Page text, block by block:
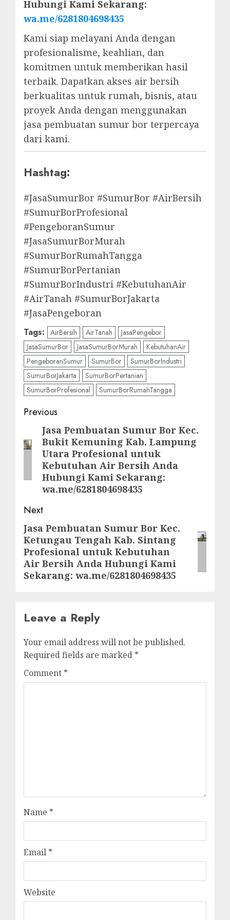
Hubungi Kami Sekarang:
wa.me/6281804698435
Kami siap melayani Anda dengan
profesionalisme, keahlian, dan
komitmen untuk memberikan hasil
terbaik. Dapatkan akses air bersih
berkualitas untuk rumah, bisnis, atau
proyek Anda dengan menggunakan
jasa pembuatan sumur bor terpercaya
dari kami.
Hashtag:
#JasaSumurBor #SumurBor #AirBersih
#SumurBorProfesional
#PengeboranSumur
#JasaSumurBorMurah
#SumurBorRumahTangga
#SumurBorPertanian
#SumurBorIndustri #KebutuhanAir
#AirTanah #SumurBorJakarta
#JasaPengeboran
Tags: AirBersih AirTanah
JasaPengebor
JasaSumurBor
JasaSumurBorMurah
KebutuhanAir
PengeboranSumur
SumurBor
SumurBorIndustri
SumurBorJakarta
SumurBorPertanian
SumurBorProfesional
SumurBorRumahTangga
Post
navigation
Previous
Previous
post:
Jasa Pembuatan Sumur Bor Kec.
Bukit Kemuning Kab. Lampung
Utara Profesional untuk
Kebutuhan Air Bersih Anda
Hubungi Kami Sekarang:
wa.me/6281804698435
Next
Next
post:
Jasa Pembuatan Sumur Bor Kec.
Ketungau Tengah Kab. Sintang
Profesional untuk Kebutuhan
Air Bersih Anda Hubungi Kami
Sekarang: wa.me/6281804698435
Leave a Reply
Your email address will not be published.
Required fields are marked *
Comment *
Name *
Email *
Website